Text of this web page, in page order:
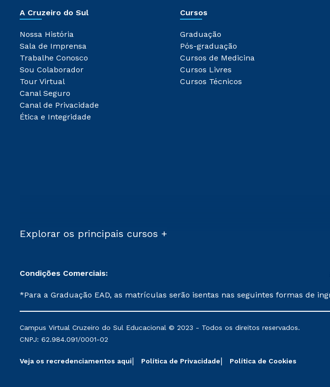
A Cruzeiro do Sul
Nossa História
Sala de Imprensa
Trabalhe Conosco
Sou Colaborador
Tour Virtual
Canal Seguro
Canal de Privacidade
Ética e Integridade
Cursos
Graduação
Pós-graduação
Cursos de Medicina
Cursos Livres
Cursos Técnicos
Explorar os principais cursos +
Condições Comerciais:
*Para a Graduação EAD, as matrículas serão isentas nas seguintes formas de
mantidos conforme negociação. Descontos institucionais poderão sofrer
serviços.
Campus Virtual Cruzeiro do Sul Educacional © 2023 - Todos os direitos reservados.
CNPJ: 62.984.091/0001-02
Veja os recredenciamentos aqui Política de Privacidade Política de Cookies